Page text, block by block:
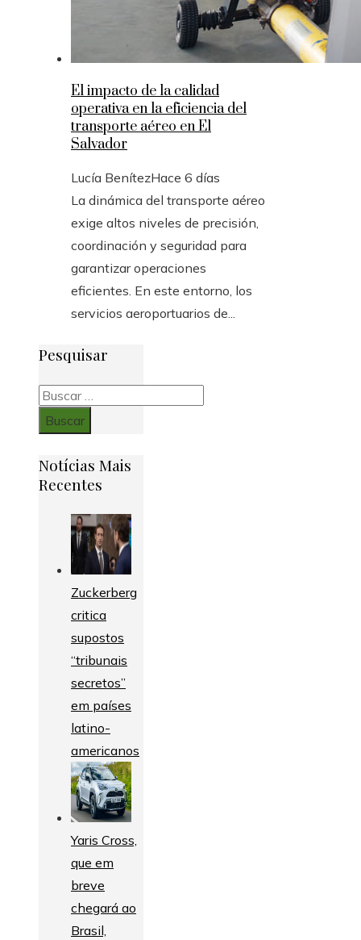
El impacto de la calidad
operativa en la eficiencia del
transporte aéreo en El
Salvador
Lucía BenítezHace 6 días
La dinámica del transporte aéreo
exige altos niveles de precisión,
coordinación y seguridad para
garantizar operaciones
eficientes. En este entorno, los
servicios aeroportuarios de...
Pesquisar
Buscar:
Notícias Mais
Recentes
Zuckerberg
critica
supostos
“tribunais
secretos”
em países
latino-
americanos
Yaris Cross,
que em
breve
chegará ao
Brasil,